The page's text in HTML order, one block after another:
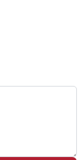
DAT
VAN TV